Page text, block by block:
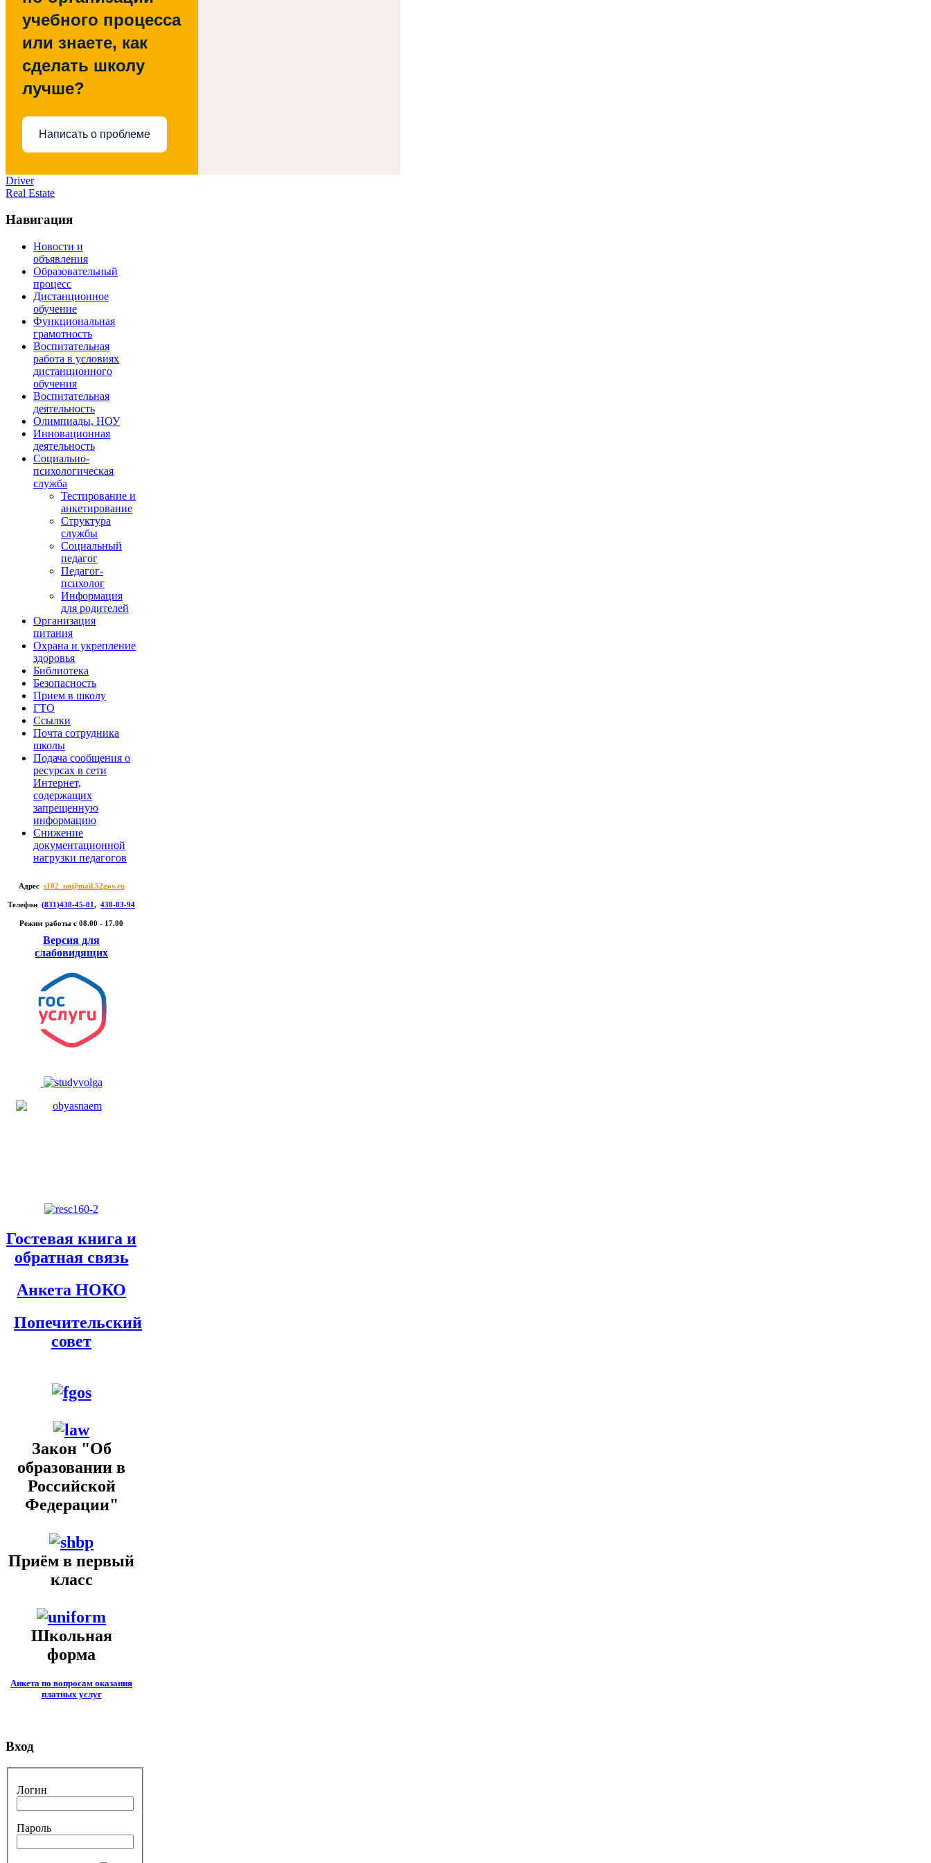
учебного процесса
или знаете, как
сделать школу
лучше?
Написать о проблеме
Driver
Real Estate
Навигация
Новости и
объявления
Образовательный
процесс
Дистанционное
обучение
Функциональная
грамотность
Воспитательная
работа в условиях
дистанционного
обучения
Воспитательная
деятельность
Олимпиады, НОУ
Инновационная
деятельность
Социально-
психологическая
служба
Тестирование и
анкетирование
Структура
службы
Социальный
педагог
Педагог-
психолог
Информация
для родителей
Организация
питания
Охрана и укрепление
здоровья
Библиотека
Безопасность
Прием в школу
ГТО
Ссылки
Почта сотрудника
школы
Подача сообщения о
ресурсах в сети
Интернет,
содержащих
запрещенную
информацию
Снижение
документационной
нагрузки педагогов
Адрес s102_nn@mail.52gov.ru
Телефон (831)438-45-01 , 438-83-94
Режим работы c 08.00 - 17.00
Версия для
слабовидящих
Гостевая книга и
обратная связь
Анкета НОКО
Попечительский
совет
Закон "Об
образовании в
Российской
Федерации"
Приём в первый
класс
Школьная
форма
Анкета по вопросам оказания
платных услуг
Вход
Логин
Пароль